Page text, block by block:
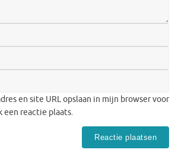
en site URL opslaan in mijn browser voor
een reactie plaats.